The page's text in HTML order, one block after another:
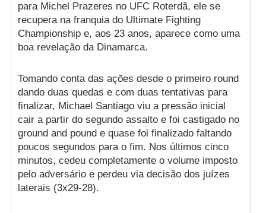
para Michel Prazeres no UFC Roterdã, ele se
recupera na franquia do Ultimate Fighting
Championship e, aos 23 anos, aparece como uma
boa revelação da Dinamarca.
Tomando conta das ações desde o primeiro round
dando duas quedas e com duas tentativas para
finalizar, Michael Santiago viu a pressão inicial
cair a partir do segundo assalto e foi castigado no
ground and pound e quase foi finalizado faltando
poucos segundos para o fim. Nos últimos cinco
minutos, cedeu completamente o volume imposto
pelo adversário e perdeu via decisão dos juízes
laterais (3x29-28).